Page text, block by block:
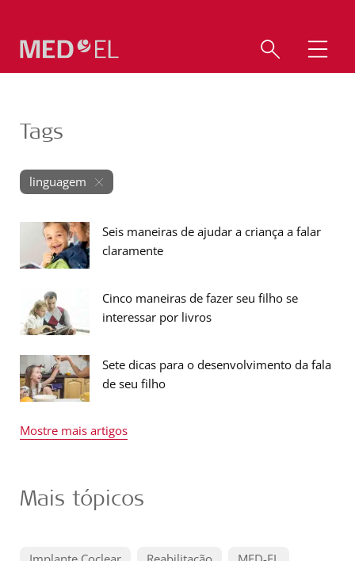
Tags
linguagem
Seis maneiras de ajudar a criança a falar
claramente
Cinco maneiras de fazer seu filho se
interessar por livros
Sete dicas para o desenvolvimento da fala
de seu filho
Mostre mais artigos
Mais tópicos